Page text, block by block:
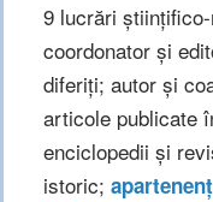
9 lucrări
coordonator și
diferiți; autor și
articole publicate
enciclopedii și
istoric;